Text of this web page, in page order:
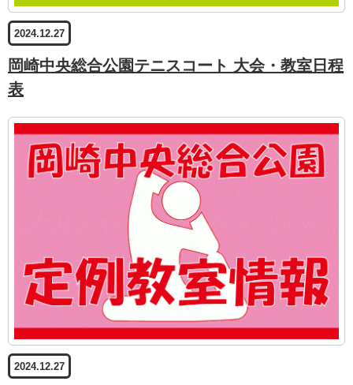
2024.12.27
岡崎中央総合公園テニスコート 大会・教室日程
表
2024.12.27